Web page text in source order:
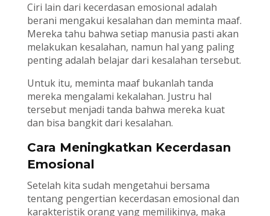
Ciri lain dari kecerdasan emosional adalah
berani mengakui kesalahan dan meminta maaf.
Mereka tahu bahwa setiap manusia pasti akan
melakukan kesalahan, namun hal yang paling
penting adalah belajar dari kesalahan tersebut.
Untuk itu, meminta maaf bukanlah tanda
mereka mengalami kekalahan. Justru hal
tersebut menjadi tanda bahwa mereka kuat
dan bisa bangkit dari kesalahan.
Cara Meningkatkan Kecerdasan
Emosional
Setelah kita sudah mengetahui bersama
tentang pengertian kecerdasan emosional dan
karakteristik orang yang memilikinya, maka